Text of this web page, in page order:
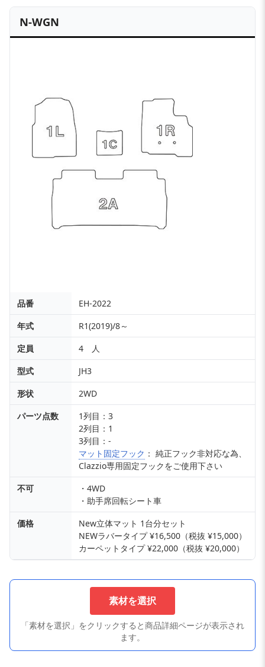
N-WGN
品番
EH-2022
年式
R1(2019)/8～
定員
4 人
型式
JH3
形状
2WD
パーツ点数
1列目：3
2列目：1
3列目：-
マット固定フック ： 純正フック非対応な為、
Clazzio専用固定フックをご使用下さい
不可
・4WD
・助手席回転シート車
価格
New立体マット 1台分セット
NEWラバータイプ ¥16,500（税抜 ¥15,000）
カーペットタイプ ¥22,000（税抜 ¥20,000）
素材を選択
「素材を選択」をクリックすると商品詳細ページが表示され
ます。